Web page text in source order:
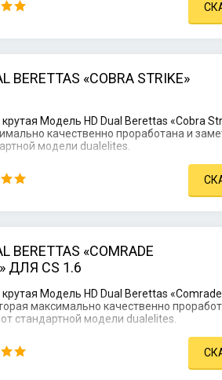
«COBRA STRIKE»
Модель HD Dual Berettas «Cobra
качественно проработана и
модели dualelites.
«COMRADE
ДЛЯ CS 1.6
Модель HD Dual Berettas
максимально качественно
стандартной модели dualelites.